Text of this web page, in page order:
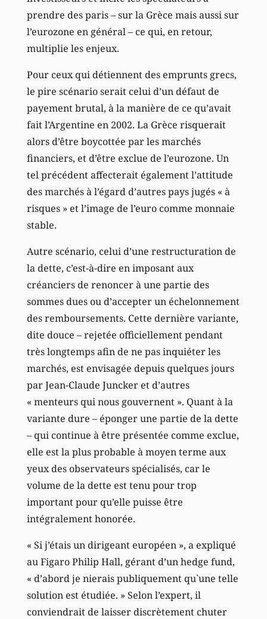
prendre des paris – sur la Grèce mais aussi sur
l’eurozone en général – ce qui, en retour,
multiplie les enjeux.
Pour ceux qui détiennent des emprunts grecs,
le pire scénario serait celui d’un défaut de
payement brutal, à la manière de ce qu’avait
fait l’Argentine en 2002. La Grèce risquerait
alors d’être boycottée par les marchés
financiers, et d’être exclue de l’eurozone. Un
tel précédent affecterait également l’attitude
des marchés à l’égard d’autres pays jugés « à
risques » et l’image de l’euro comme monnaie
stable.
Autre scénario, celui d’une restructuration de
la dette, c’est-à-dire en imposant aux
créanciers de renoncer à une partie des
sommes dues ou d’accepter un échelonnement
des remboursements. Cette dernière variante,
dite douce – rejetée officiellement pendant
très longtemps afin de ne pas inquiéter les
marchés, est envisagée depuis quelques jours
par Jean-Claude Juncker et d’autres
« menteurs qui nous gouvernent ». Quant à la
variante dure – éponger une partie de la dette
– qui continue à être présentée comme exclue,
elle est la plus probable à moyen terme aux
yeux des observateurs spécialisés, car le
volume de la dette est tenu pour trop
important pour qu’elle puisse être
intégralement honorée.
« Si j’étais un dirigeant européen », a expliqué
au Figaro Philip Hall, gérant d’un hedge fund,
« d’abord je nierais publiquement qu`une telle
solution est étudiée. » Selon l’expert, il
conviendrait de laisser discrètement chuter